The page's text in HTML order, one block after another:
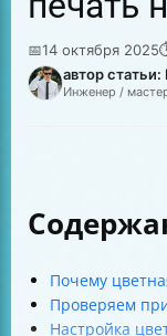
📅14 октября 2025
автор
Инженер /
Почему
Проверяем
Настройка